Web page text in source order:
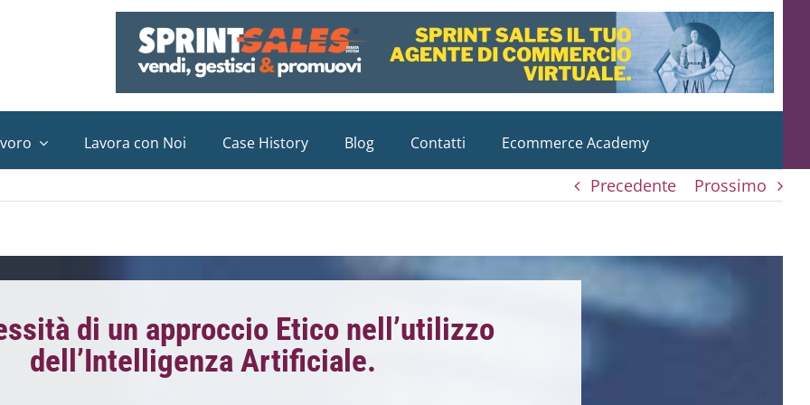
Lavora con Noi Case History Blog Contatti Ecommerce Academy
Precedente Prossimo
di un approccio Etico nell’utilizzo
dell’Intelligenza Artificiale.